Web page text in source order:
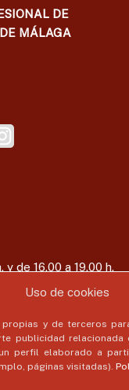
Uso de cookies
y de terceros
publicidad relacionada
perfil elaborado a
páginas visitadas).
DE
MÁLAGA
y de 16.00 a 19.00 h.